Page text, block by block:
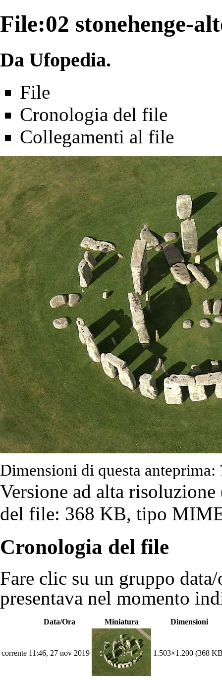
File:02 stonehenge-
Da Ufopedia.
File
Cronologia del file
Collegamenti al file
Dimensioni di questa
Versione ad alta risoluzione
del file: 368 KB, tipo
Cronologia del file
Fare clic su un gruppo
presentava nel momento
Data/Ora Miniatura Dimensioni
corrente 11:46, 27 nov 2019 1.503×1.200 (368